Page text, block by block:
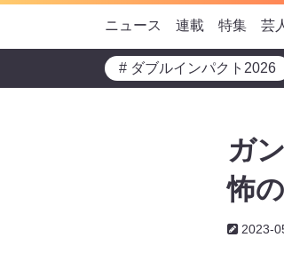
ニュース 連載 特集 芸
# ダブルインパクト2026
ガ
怖
2023-